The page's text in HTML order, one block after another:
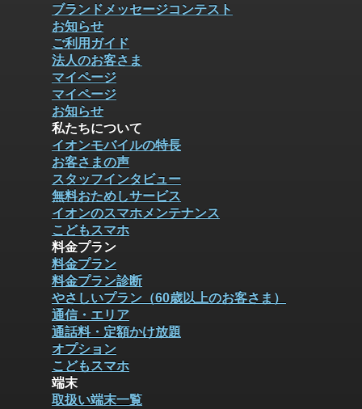
ブランドメッセージコンテスト
お知らせ
ご利用ガイド
法人のお客さま
マイページ
マイページ
お知らせ
私たちについて
イオンモバイルの特長
お客さまの声
スタッフインタビュー
無料おためしサービス
イオンのスマホメンテナンス
こどもスマホ
料金プラン
料金プラン
料金プラン診断
やさしいプラン（60歳以上のお客さま）
通信・エリア
通話料・定額かけ放題
オプション
こどもスマホ
端末
取扱い端末一覧